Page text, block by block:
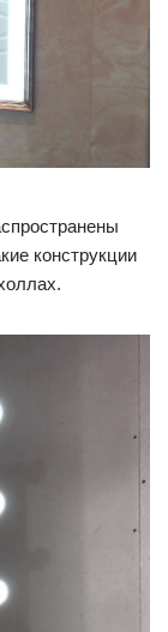
конструкции